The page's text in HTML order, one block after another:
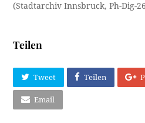
(Stadtarchiv Innsbruck, Ph-Dig-
Teilen
Tweet Teilen
Email